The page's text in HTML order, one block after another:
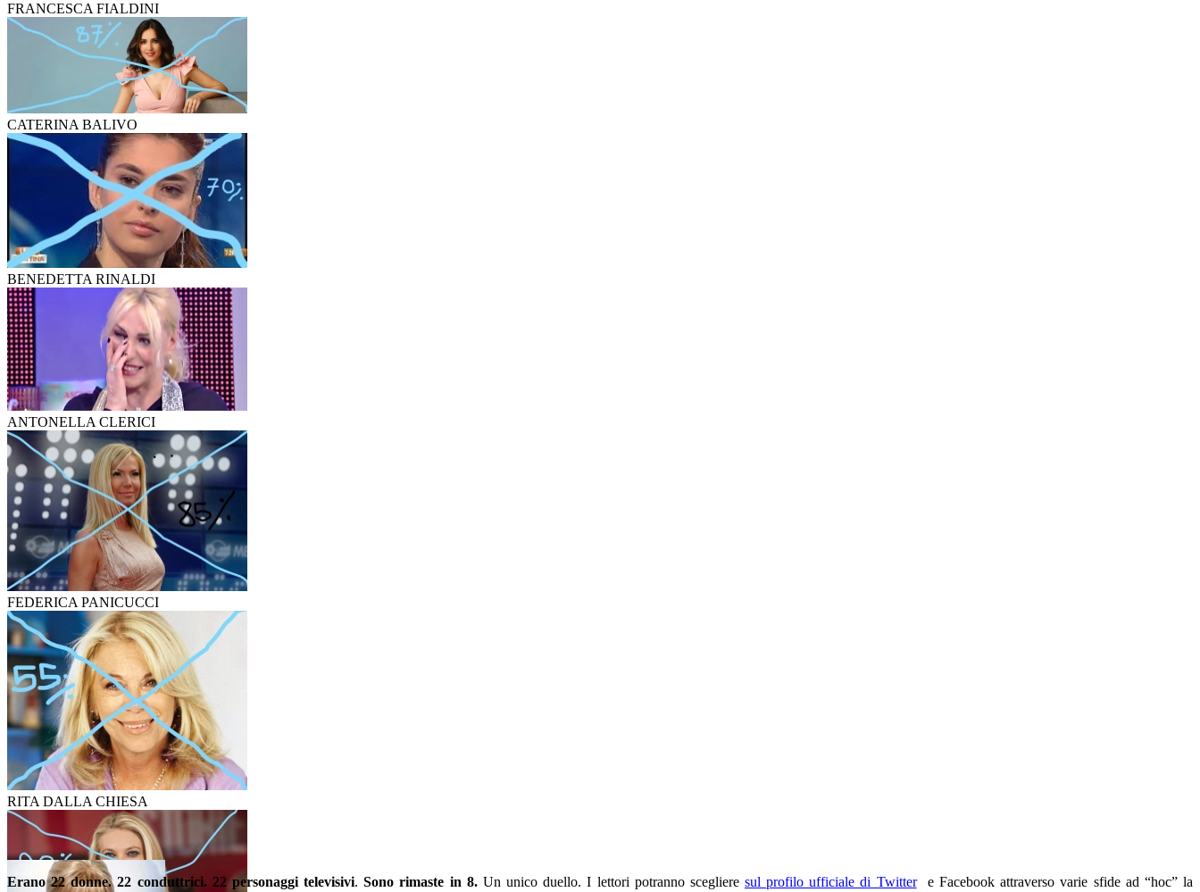
FRANCESCA FIALDINI
CATERINA BALIVO
BENEDETTA RINALDI
ANTONELLA CLERICI
FEDERICA PANICUCCI
RITA DALLA CHIESA
Erano 22 donne. 22 conduttrici. 22 personaggi televisivi.Sono rimaste in 8.Un unico duello. I lettori potranno scegliere sul profilo ufficiale di Twittere Facebook attraverso varie sfide ad “hoc” la